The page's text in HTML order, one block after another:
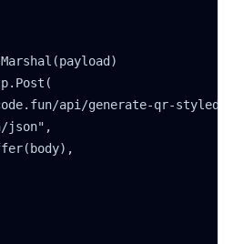
api/generate-qr-styled",
json",